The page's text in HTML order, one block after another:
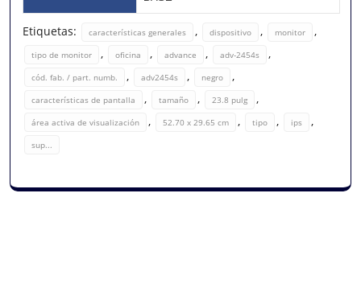
Etiquetas: características generales , dispositivo , monitor ,
tipo de monitor , oficina , advance , adv-2454s ,
cód. fab. / part. numb. , adv2454s , negro ,
características de pantalla , tamaño , 23.8 pulg ,
área activa de visualización , 52.70 x 29.65 cm , tipo , ips ,
sup...